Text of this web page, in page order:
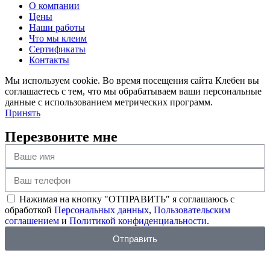
О компании
Цены
Наши работы
Что мы клеим
Сертификаты
Контакты
Мы используем cookie. Во время посещения сайта Клебен вы
соглашаетесь с тем, что мы обрабатываем ваши персональные
данные с использованием метрических программ.
Принять
Перезвоните мне
Нажимая на кнопку "ОТПРАВИТЬ" я соглашаюсь с
обработкой Персональных данных, Пользовательским
соглашением и Политикой конфиденциальности.
Отправить